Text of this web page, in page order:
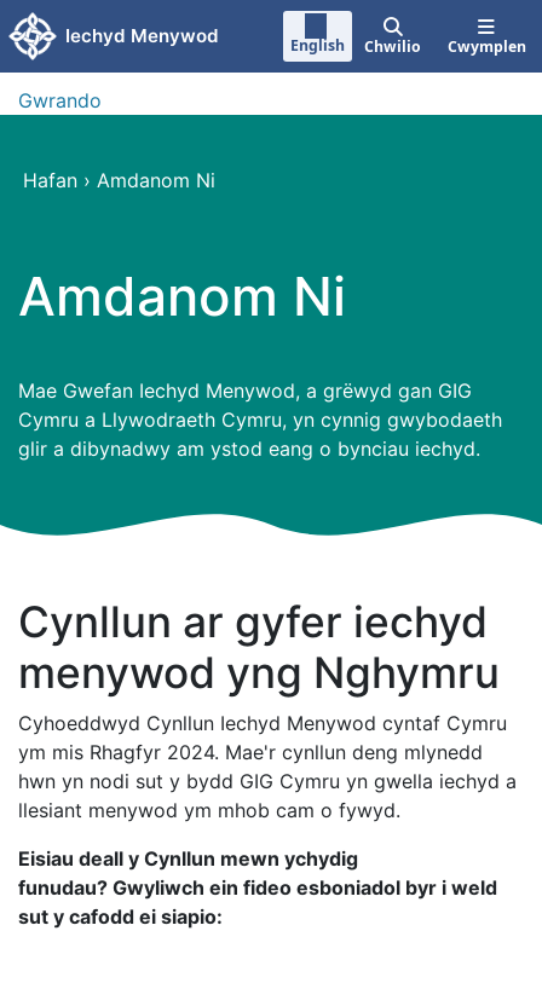
Neidio i'r prif gynnwy
Iechyd Menywod English Chwilio Cwymplen
Gwrando
Hafan › Amdanom Ni
Amdanom Ni
Mae Gwefan Iechyd Menywod, a grëwyd gan GIG
Cymru a Llywodraeth Cymru, yn cynnig gwybodaeth
glir a dibynadwy am ystod eang o bynciau iechyd.
Cynllun ar gyfer iechyd
menywod yng Nghymru
Cyhoeddwyd Cynllun Iechyd Menywod cyntaf Cymru
ym mis Rhagfyr 2024. Mae'r cynllun deng mlynedd
hwn yn nodi sut y bydd GIG Cymru yn gwella iechyd a
llesiant menywod ym mhob cam o fywyd.
Eisiau deall y Cynllun mewn ychydig
funudau? Gwyliwch ein fideo esboniadol byr i weld
sut y cafodd ei siapio: